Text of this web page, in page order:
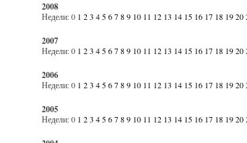
2008
Недели: 0 1 2 3 4 5 6 7 8 9 10 11 12 13 14 15 16 17 18 19 20
2007
Недели: 0 1 2 3 4 5 6 7 8 9 10 11 12 13 14 15 16 17 18 19 20
2006
Недели: 0 1 2 3 4 5 6 7 8 9 10 11 12 13 14 15 16 17 18 19 20
2005
Недели: 0 1 2 3 4 5 6 7 8 9 10 11 12 13 14 15 16 17 18 19 20